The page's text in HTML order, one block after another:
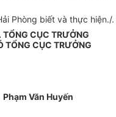
Phòng biết và thực hiện./.
TỔNG CỤC TRƯỞNG
TỔNG CỤC TRƯỞNG
Phạm Văn Huyến